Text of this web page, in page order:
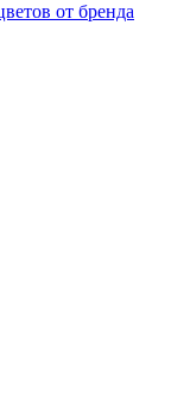
от бренда